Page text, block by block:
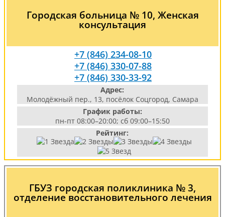
Городская больница № 10, Женская
консультация
+7 (846) 234-08-10
+7 (846) 330-07-88
+7 (846) 330-33-92
Адрес:
Молодёжный пер., 13, посёлок Соцгород, Самара
График работы:
пн-пт 08:00–20:00; сб 09:00–15:50
Рейтинг:
ГБУЗ городская поликлиника № 3,
отделение восстановительного лечения